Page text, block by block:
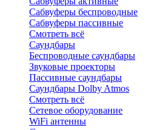
Сабвуферы беспроводные
Сабвуферы пассивные
Смотреть всё
Саундбары
Беспроводные саундбары
Звуковые проекторы
Пассивные саундбары
Саундбары Dolby Atmos
Смотреть всё
Сетевое оборудование
WiFi антенны